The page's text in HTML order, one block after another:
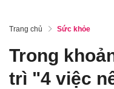
Trang chủ Sức khỏe
Trong
trì "4 việc